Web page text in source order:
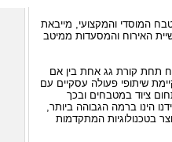
המוסדי והמקצועי, מייבאת
האירוח והמסעדות ממיטב
תחת קורת גג אחת בין אם
שיתופי פעולה עסקיים עם
ציוד במטבחים ובכך
הינו ברמה הגבוהה ביותר,
בטכנולוגיות המתקדמות